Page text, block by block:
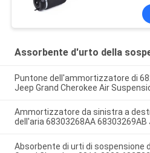
Assorbente d'urto della
Puntone dell'ammortizzatore di
Jeep Grand Cherokee Air
Ammortizzatore da sinistra a
dell'aria 68303268AA 68303269AB
Absorbente di urti di sospensione